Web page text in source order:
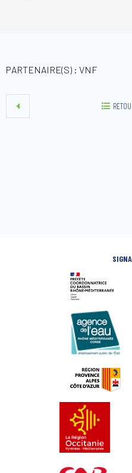
PARTENAIRE(S) : VNF